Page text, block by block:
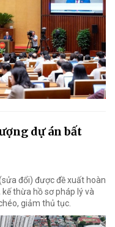
dự án bất
đổi) được đề xuất hoàn
thừa hồ sơ pháp lý và
giảm thủ tục.